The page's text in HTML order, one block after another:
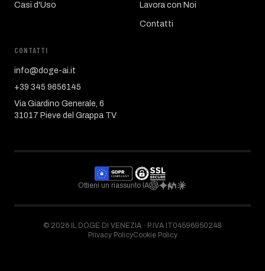
Casi d'Uso Lavora con Noi
Contatti
CONTATTI
info@doge-ai.it
+39 345 9656145
Via Giardino Generale, 6
31017 Pieve del Grappa TV
Ottieni un riassunto IA
© 2026 IL DOGE DI VENEZIA · P.IVA IT04596950248
Privacy PolicyCookie Policy